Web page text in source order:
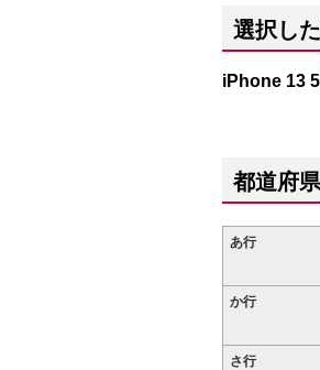
選択し
iPhone 13
都道府
あ行
か行
さ行